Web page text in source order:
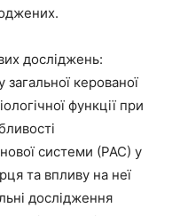
досліджень:
керованої
функції при
системи (РАС) у
та впливу на неї
дослідження